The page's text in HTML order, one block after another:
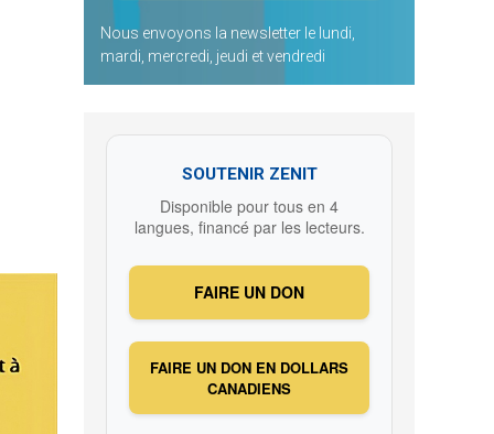
Nous envoyons la newsletter le lundi,
mardi, mercredi, jeudi et vendredi
SOUTENIR ZENIT
Disponible pour tous en 4
langues, financé par les lecteurs.
FAIRE UN DON
FAIRE UN DON EN DOLLARS
CANADIENS